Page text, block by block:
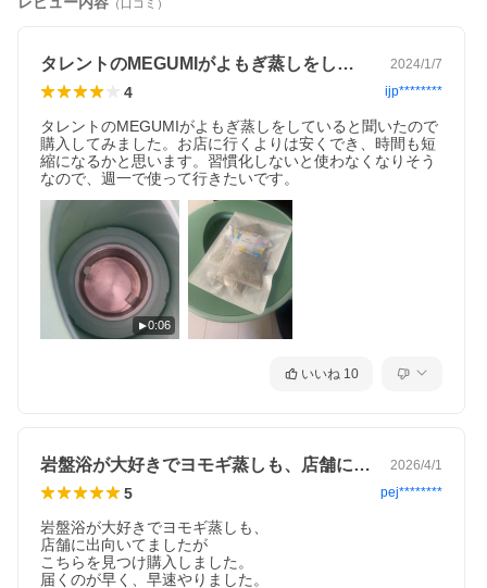
ぎ蒸し・ハーブ蒸しに最適な座浴用よもぎパックとなっておりま
自由に手が使える！座浴している時に、携帯電話や読書をするこ
とが出来るよう、手が出せる「袖穴あり」仕様。手を出さないと
きは、袖穴部分のチャックを閉めれば、全身をすっぽり覆えるス
タンダードな「袖穴なし」仕様としてご利用いただけます。薄手
で軽量、裏地は無しですが、透けにくい素材で出来ています。
ご家庭の洗濯機で洗濯可能（洗濯用ネットに入れて柔らか洗い＆
水洗い）
干す際は、裏返しにして陰干しをお願いいたします。
サイズ：縦1450mm×横1220mm（首元230mm）
------------------------------------------------------
商品名：電気よもぎ蒸しチェアー
定格電圧：100V 50/60Hz
定格消費電力：220W
生産国：中国
販売者：有限会社ミヤココーポレーション
バーコード：4560320570905
------------------------------------------------------
（口コミ）
タレントのMEGUMIがよもぎ蒸しをし… 2024/1/7
4 ijp********
タレントのMEGUMIがよもぎ蒸しをしていると聞いたので
購入してみました。お店に行くよりは安くでき、時間も短
縮になるかと思います。習慣化しないと使わなくなりそう
なので、週一で使って行きたいです。
0:06
いいね 10
岩盤浴が大好きでヨモギ蒸しも、店舗に出… 2026/4/1
5 pej********
岩盤浴が大好きでヨモギ蒸しも、
店舗に出向いてましたが
こちらを見つけ購入しました。
届くのが早く、早速やりました。